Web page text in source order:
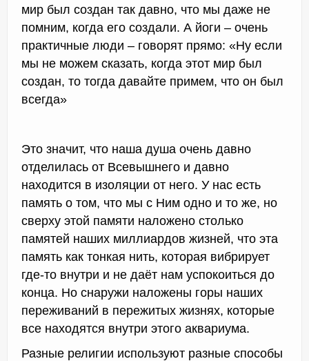
мир был создан так давно, что мы даже не
помним, когда его создали. А йоги – очень
практичные люди – говорят прямо: «Ну если
мы не можем сказать, когда этот мир был
создан, то тогда давайте примем, что он был
всегда»
Это значит, что наша душа очень давно
отделилась от Всевышнего и давно
находится в изоляции от него. У нас есть
память о том, что мы с Ним одно и то же, но
сверху этой памяти наложено столько
памятей наших миллиардов жизней, что эта
память как тонкая нить, которая вибрирует
где-то внутри и не даёт нам успокоиться до
конца. Но снаружи наложены горы наших
переживаний в пережитых жизнях, которые
все находятся внутри этого аквариума.
Разные религии используют разные способы